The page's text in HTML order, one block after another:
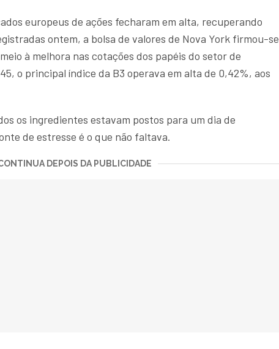
europeus de ações fecharam em alta, recuperando
ontem, a bolsa de valores de Nova York firmou-se
à melhora nas cotações dos papéis do setor de
o principal índice da B3 operava em alta de 0,42%, aos
os ingredientes estavam postos para um dia de
de estresse é o que não faltava.
DEPOIS DA PUBLICIDADE